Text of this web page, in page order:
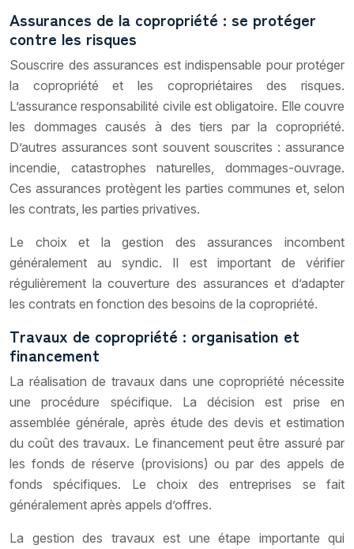
Assurances de la copropriété : se protéger
contre les risques
Souscrire des assurances est indispensable pour protéger
la copropriété et les copropriétaires des risques.
L’assurance responsabilité civile est obligatoire. Elle couvre
les dommages causés à des tiers par la copropriété.
D’autres assurances sont souvent souscrites : assurance
incendie, catastrophes naturelles, dommages-ouvrage.
Ces assurances protègent les parties communes et, selon
les contrats, les parties privatives.
Le choix et la gestion des assurances incombent
généralement au syndic. Il est important de vérifier
régulièrement la couverture des assurances et d’adapter
les contrats en fonction des besoins de la copropriété.
Travaux de copropriété : organisation et
financement
La réalisation de travaux dans une copropriété nécessite
une procédure spécifique. La décision est prise en
assemblée générale, après étude des devis et estimation
du coût des travaux. Le financement peut être assuré par
les fonds de réserve (provisions) ou par des appels de
fonds spécifiques. Le choix des entreprises se fait
généralement après appels d’offres.
La gestion des travaux est une étape importante qui